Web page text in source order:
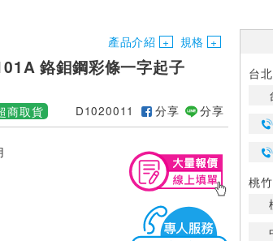
產品介紹 規格
鉻鉬鋼彩條一字起子
商取貨 D1020011 分享 分享
台
桃